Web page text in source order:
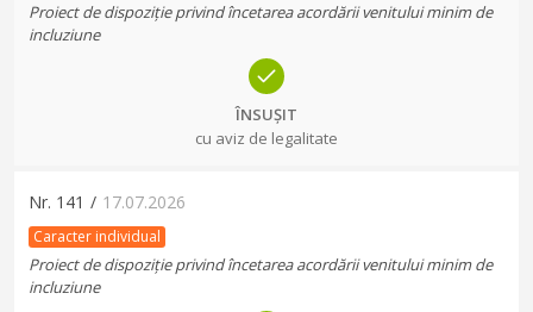
Proiect de dispoziție privind încetarea acordării venitului minim de
incluziune
ÎNSUȘIT
cu aviz de legalitate
Nr. 141 / 17.07.2026
Caracter individual
Proiect de dispoziție privind încetarea acordării venitului minim de
incluziune